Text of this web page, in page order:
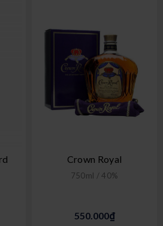
Crown Royal
750ml / 40%
550.000₫